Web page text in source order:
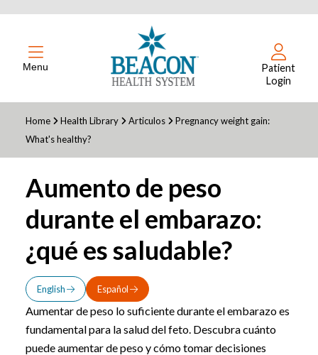
Menu
Patient
Login
Home Health Library Articulos
Pregnancy weight gain:
What's healthy?
Aumento de peso
durante el embarazo:
¿qué es saludable?
English Español
Aumentar de peso lo suficiente durante el embarazo es
fundamental para la salud del feto. Descubra cuánto
puede aumentar de peso y cómo tomar decisiones